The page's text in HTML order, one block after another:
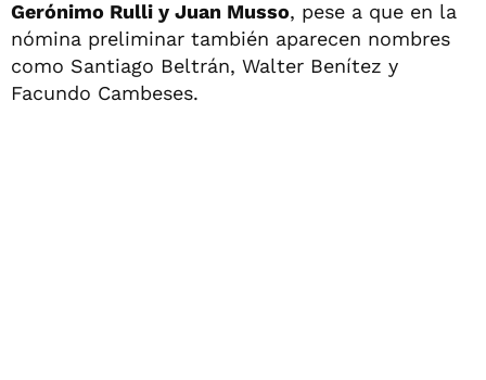
Gerónimo Rulli y Juan Musso, pese a que en la
nómina preliminar también aparecen nombres
como Santiago Beltrán, Walter Benítez y
Facundo Cambeses.